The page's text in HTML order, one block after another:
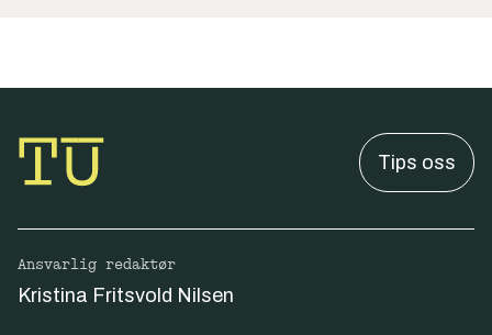
Tips oss
Ansvarlig redaktør
Kristina Fritsvold Nilsen